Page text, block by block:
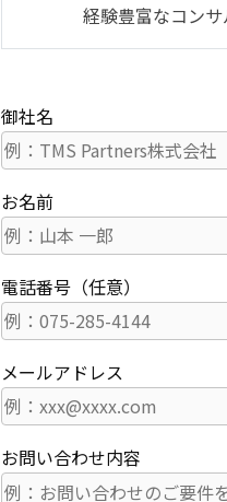
経験豊富なコン
御社名
お名前
電話番号（任意）
メールアドレス
お問い合わせ内容